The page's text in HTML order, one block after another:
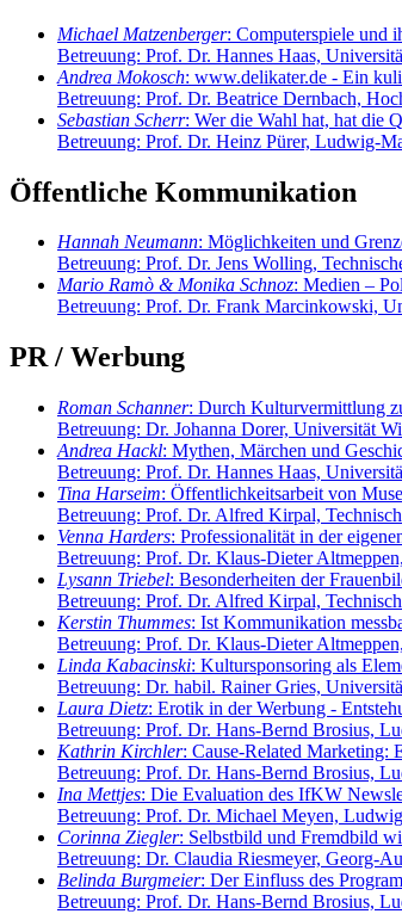
Michael Matzenberger: Computerspiele und
Betreuung: Prof. Dr. Hannes Haas,
Andrea Mokosch: www.delikater.de - Ein
Betreuung: Prof. Dr. Beatrice Dernbach,
Sebastian Scherr: Wer die Wahl hat, hat die
Betreuung: Prof. Dr. Heinz Pürer, Ludwig-
Öffentliche Kommunikation
Hannah Neumann: Möglichkeiten und
Betreuung: Prof. Dr. Jens Wolling,
Mario Ramò & Monika Schnoz: Medien –
Betreuung: Prof. Dr. Frank Marcinkowski,
PR / Werbung
Roman Schanner: Durch Kulturvermittlung
Betreuung: Dr. Johanna Dorer, Universität
Andrea Hackl: Mythen, Märchen und
Betreuung: Prof. Dr. Hannes Haas,
Tina Harseim: Öffentlichkeitsarbeit von
Betreuung: Prof. Dr. Alfred Kirpal,
Venna Harders: Professionalität in der
Betreuung: Prof. Dr. Klaus-Dieter
Lysann Triebel: Besonderheiten der
Betreuung: Prof. Dr. Alfred Kirpal,
Kerstin Thummes: Ist Kommunikation
Betreuung: Prof. Dr. Klaus-Dieter
Linda Kabacinski: Kultursponsoring als
Betreuung: Dr. habil. Rainer Gries,
Laura Dietz: Erotik in der Werbung -
Betreuung: Prof. Dr. Hans-Bernd Brosius,
Kathrin Kirchler: Cause-Related Marketing:
Betreuung: Prof. Dr. Hans-Bernd Brosius,
Ina Mettjes: Die Evaluation des IfKW
Betreuung: Prof. Dr. Michael Meyen,
Corinna Ziegler: Selbstbild und Fremdbild
Betreuung: Dr. Claudia Riesmeyer, Georg-
Belinda Burgmeier: Der Einfluss des
Betreuung: Prof. Dr. Hans-Bernd Brosius,